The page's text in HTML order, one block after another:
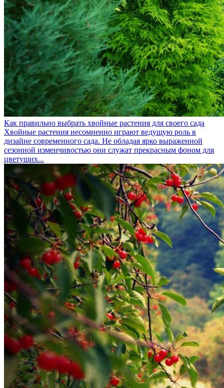
Как правильно выбрать хвойные растения для своего сада
Хвойные растения несомненно играют ведущую роль в
дизайне современного сада. Не обладая ярко выраженной
сезонной изменчивостью они служат прекрасным фоном для
цветущих...